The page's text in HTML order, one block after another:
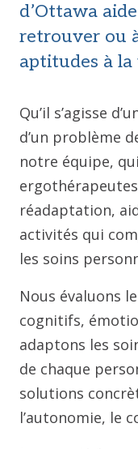
d’Ottawa
retrouver ou
aptitudes à
Qu’il s’agisse
d’un problème
notre équipe,
réadaptation,
activités qui
les soins
Nous évaluons
cognitifs,
adaptons les
de chaque
solutions
l’autonomie, le